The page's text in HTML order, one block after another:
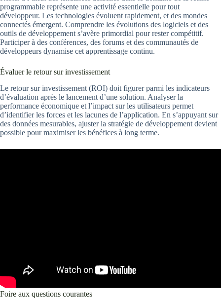
programmable représente une activité essentielle pour tout
développeur. Les technologies évoluent rapidement, et des mondes
connectés émergent. Comprendre les évolutions des logiciels et des
outils de développement s’avère primordial pour rester compétitif.
Participer à des conférences, des forums et des communautés de
développeurs dynamise cet apprentissage continu.
Évaluer le retour sur investissement
Le retour sur investissement (ROI) doit figurer parmi les indicateurs
d’évaluation après le lancement d’une solution. Analyser la
performance économique et l’impact sur les utilisateurs permet
d’identifier les forces et les lacunes de l’application. En s’appuyant sur
des données mesurables, ajuster la stratégie de développement devient
possible pour maximiser les bénéfices à long terme.
Foire aux questions courantes